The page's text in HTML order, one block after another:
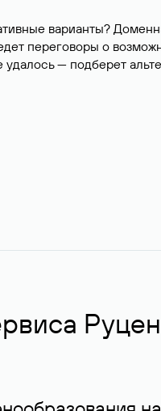
варианты?
переговоры о
— подберет